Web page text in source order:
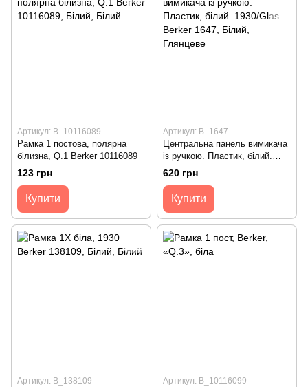
Артикул: B_10116089
Рамка 1 постова, полярна
білизна, Q.1 Berker 10116089
123 грн
Купити
Артикул: B_1647
Центральна панель вимикача
із ручкою. Пластик, білий.
1930/Glas Berker 1647
620 грн
Купити
Артикул: B_138109 Артикул: B_10116099